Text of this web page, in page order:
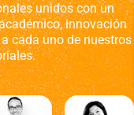
unidos con un
innovación
cada uno de nuestros